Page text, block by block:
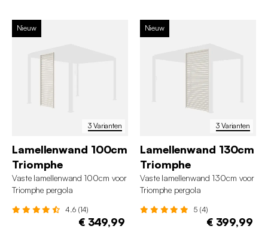
3 Varianten
Nieuw
Lamellenwand 100cm
Triomphe
Vaste lamellenwand 100cm voor
Triomphe pergola
4.6 (14)
€ 349,99
3 Varianten
Nieuw
Lamellenwand 130cm
Triomphe
Vaste lamellenwand 130cm voor
Triomphe pergola
5 (4)
€ 399,99